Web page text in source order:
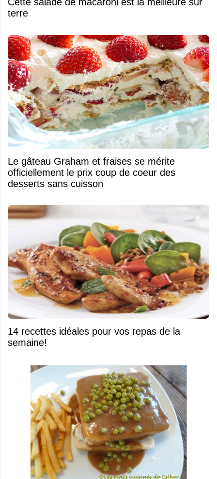
terre
Le gâteau Graham et fraises se mérite
officiellement le prix coup de coeur des
desserts sans cuisson
14 recettes idéales pour vos repas de la
semaine!